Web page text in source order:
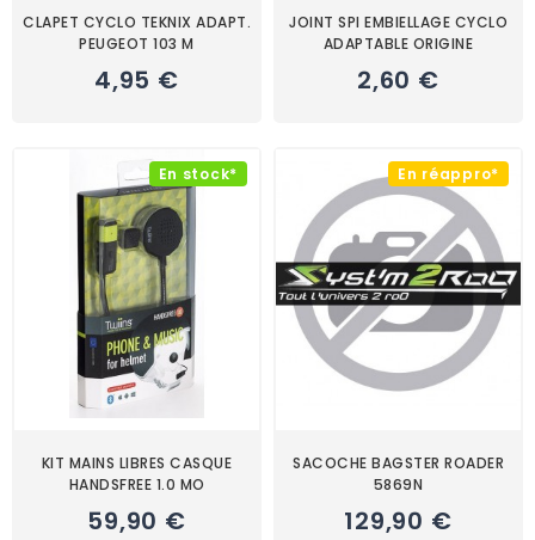
CLAPET CYCLO TEKNIX ADAPT.
PEUGEOT 103 M
4,95 €
JOINT SPI EMBIELLAGE CYCLO
ADAPTABLE ORIGINE
2,60 €
En stock*
KIT MAINS LIBRES CASQUE
HANDSFREE 1.0 MO
59,90 €
En réappro*
SACOCHE BAGSTER ROADER
5869N
129,90 €